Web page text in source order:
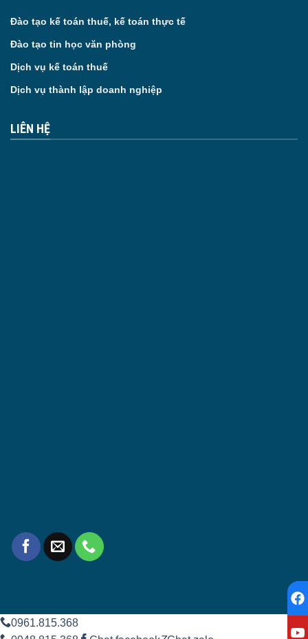
Đào tạo kế toán thuế, kế toán thực tế
Đào tạo tin học văn phòng
Dịch vụ kế toán thuế
Dịch vụ thành lập doanh nghiệp
LIÊN HỆ
0961.815.368